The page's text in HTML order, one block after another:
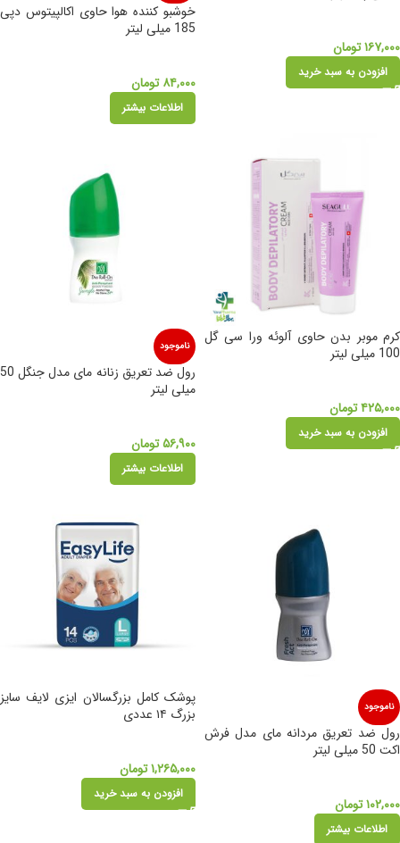
۱۶۷,۰۰۰تومان
افزودن به سبد خرید
خوشبو کننده هوا حاوی اکالپیتوس دپی
185 میلی لیتر
۸۴,۰۰۰ تومان
اطلاعات بیشتر
کرم موبر بدن حاوی آلوئه ورا سی گل
100 میلی لیتر
۴۲۵,۰۰۰تومان
افزودن به سبد خرید
ناموجود
رول ضد تعریق زنانه مای مدل جنگل 50
میلی لیتر
۵۶,۹۰۰تومان
اطلاعات بیشتر
ناموجود
رول ضد تعریق مردانه مای مدل فرش
اکت 50 میلی لیتر
۱۰۲,۰۰۰تومان
اطلاعات بیشتر
پوشک کامل بزرگسالان ایزی لایف سایز
بزرگ ۱۴ عددی
۱,۲۶۵,۰۰۰تومان
افزودن به سبد خرید